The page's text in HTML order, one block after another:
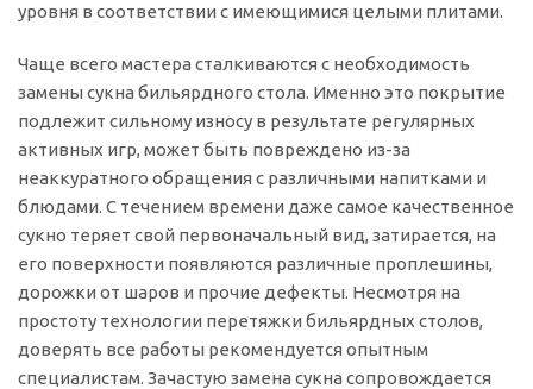
уровня в соответствии с имеющимися целыми плитами.
Чаще всего мастера сталкиваются с необходимость
замены сукна бильярдного стола. Именно это покрытие
подлежит сильному износу в результате регулярных
активных игр, может быть повреждено из-за
неаккуратного обращения с различными напитками и
блюдами. С течением времени даже самое качественное
сукно теряет свой первоначальный вид, затирается, на
его поверхности появляются различные проплешины,
дорожки от шаров и прочие дефекты. Несмотря на
простоту технологии перетяжки бильярдных столов,
доверять все работы рекомендуется опытным
специалистам. Зачастую замена сукна сопровождается